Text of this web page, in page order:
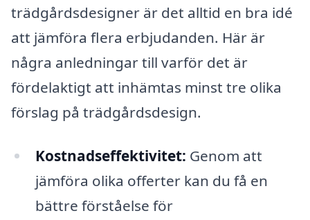
trädgårdsdesigner är det alltid en bra idé
att jämföra flera erbjudanden. Här är
några anledningar till varför det är
fördelaktigt att inhämtas minst tre olika
förslag på trädgårdsdesign.
Kostnadseffektivitet: Genom att
jämföra olika offerter kan du få en
bättre förståelse för